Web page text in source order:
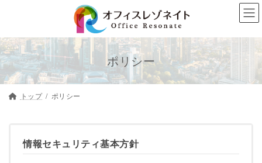
テ
ン
ツ
へ
ゲ
ー
シ
ョ
ポリシー
トップ ポリシー
情報セキュリティ基本方針